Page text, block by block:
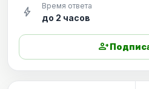
bolt Время ответа
до 2 часов
person_add